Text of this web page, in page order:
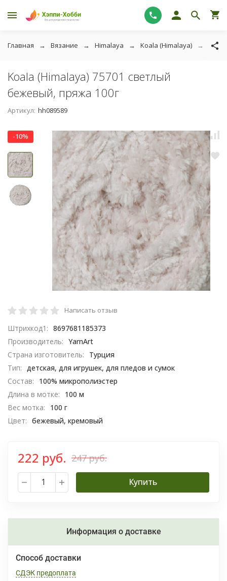
Главная Вязание Himalaya Koala (Himalaya)
Koala (Himalaya) 75701 светлый
бежевый, пряжа 100г
Артикул: hh089589
-10%
Написать отзыв
Штрихкод1: 8697681185373
Производитель: YarnArt
Страна изготовитель:
Турция
Тип: детская, для игрушек, для пледов и сумок
Состав:
100% микрополиэстер
Длина в мотке:
100 м
Вес мотка:
100 г
Цвет: бежевый, кремовый
222 руб. 247 руб.
Купить
Информация о доставке
Способ доставки
СДЭК предоплата